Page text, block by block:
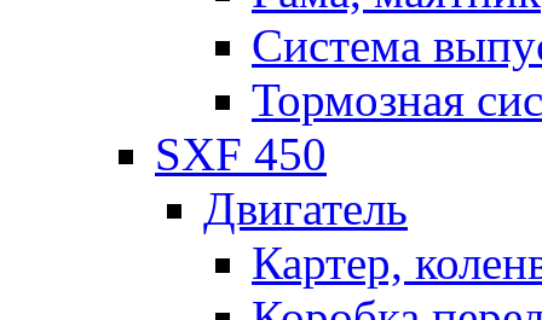
Система
Тормозная
SXF 450
Двигатель
Картер,